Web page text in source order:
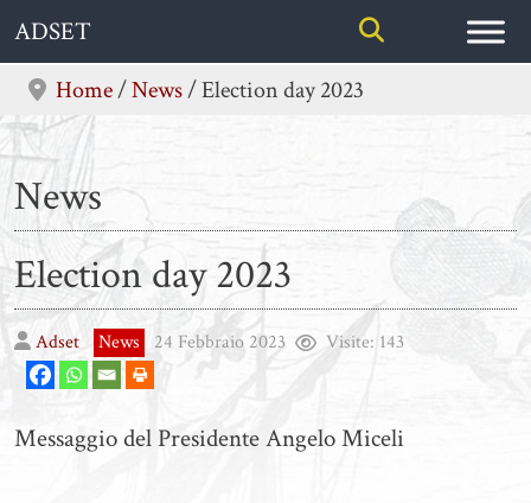
Skip
content
ADSET
Home/News/Election day 2023
News
Election day 2023
Adset News 24 Febbraio 2023 Visite: 143
Messaggio del Presidente Angelo Miceli